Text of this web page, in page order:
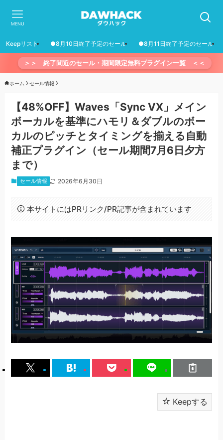
MENU
Keepリスト ●8月10日終了予定のセール ●8月11日終了予定のセール
＞＞ 終了間近のセール・期間限定無料プラグイン一覧 ＜＜
ホーム セール情報
【48%OFF】Waves「Sync VX」メイン
ボーカルを基準にハモリ＆ダブルのボー
カルのピッチとタイミングを揃える自動
補正プラグイン（セール期間7月6日夕方
まで）
セール情報 2026年6月30日
本サイトにはPRリンク/PR記事が含まれています
Keepする